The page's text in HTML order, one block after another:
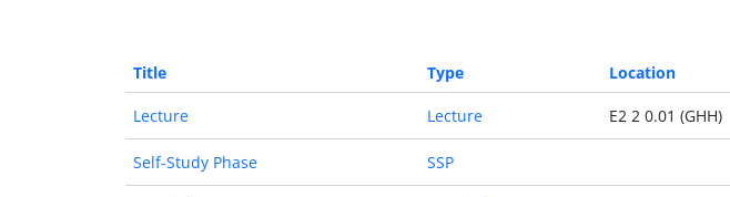
Title Type Location
Lecture Lecture E2 2 0.01 (GHH)
Self-Study Phase SSP